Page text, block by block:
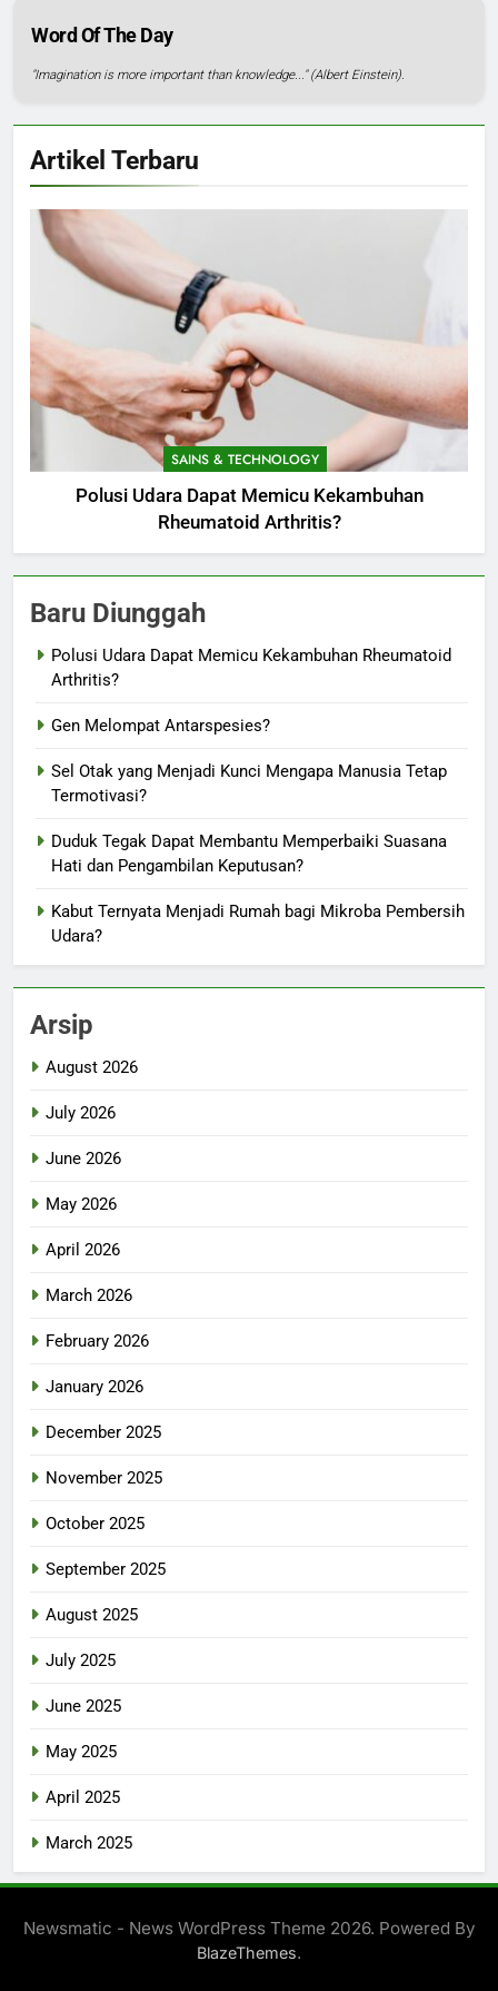
Word Of The Day
"Imagination is more important than knowledge..." (Albert Einstein).
Artikel Terbaru
SAINS & TECHNOLOGY
Polusi Udara Dapat Memicu Kekambuhan
Rheumatoid Arthritis?
Baru Diunggah
Polusi Udara Dapat Memicu Kekambuhan Rheumatoid
Arthritis?
Gen Melompat Antarspesies?
Sel Otak yang Menjadi Kunci Mengapa Manusia Tetap
Termotivasi?
Duduk Tegak Dapat Membantu Memperbaiki Suasana
Hati dan Pengambilan Keputusan?
Kabut Ternyata Menjadi Rumah bagi Mikroba Pembersih
Udara?
Arsip
August 2026
July 2026
June 2026
May 2026
April 2026
March 2026
February 2026
January 2026
December 2025
November 2025
October 2025
September 2025
August 2025
July 2025
June 2025
May 2025
April 2025
March 2025
Newsmatic - News WordPress Theme 2026. Powered By
BlazeThemes.